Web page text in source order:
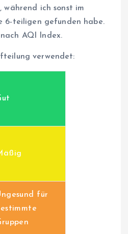
während ich sonst im
6-teiligen gefunden habe.
AQI Index.
verwendet:
für